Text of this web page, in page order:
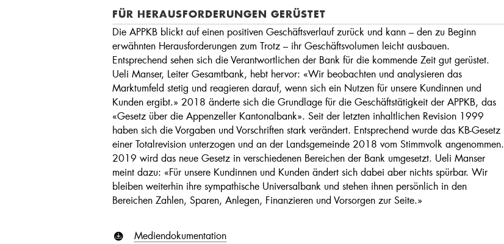
FÜR HERAUSFORDERUNGEN GERÜSTET
Die APPKB blickt auf einen positiven Geschäftsverlauf zurück und kann – den zu Beginn
erwähnten Herausforderungen zum Trotz – ihr Geschäftsvolumen leicht ausbauen.
Entsprechend sehen sich die Verantwortlichen der Bank für die kommende Zeit gut gerüstet.
Ueli Manser, Leiter Gesamtbank, hebt hervor: «Wir beobachten und analysieren das
Marktumfeld stetig und reagieren darauf, wenn sich ein Nutzen für unsere Kundinnen und
Kunden ergibt.» 2018 änderte sich die Grundlage für die Geschäftstätigkeit der APPKB, das
«Gesetz über die Appenzeller Kantonalbank». Seit der letzten inhaltlichen Revision 1999
haben sich die Vorgaben und Vorschriften stark verändert. Entsprechend wurde das KB-Gesetz
einer Totalrevision unterzogen und an der Landsgemeinde 2018 vom Stimmvolk angenommen.
2019 wird das neue Gesetz in verschiedenen Bereichen der Bank umgesetzt. Ueli Manser
meint dazu: «Für unsere Kundinnen und Kunden ändert sich dabei aber nichts spürbar. Wir
bleiben weiterhin ihre sympathische Universalbank und stehen ihnen persönlich in den
Bereichen Zahlen, Sparen, Anlegen, Finanzieren und Vorsorgen zur Seite.»
C Mediendokumentation